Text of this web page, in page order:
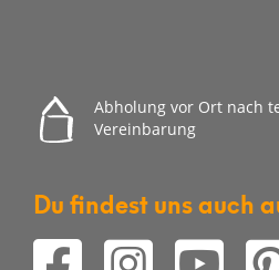
Abholung vor Ort nach
Vereinbarung
Du findest uns auch